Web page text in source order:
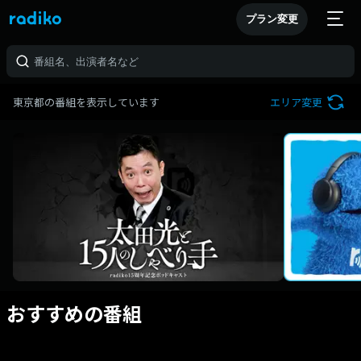
プラン変更
東京都の番組を表示しています エリア変更
おすすめの番組